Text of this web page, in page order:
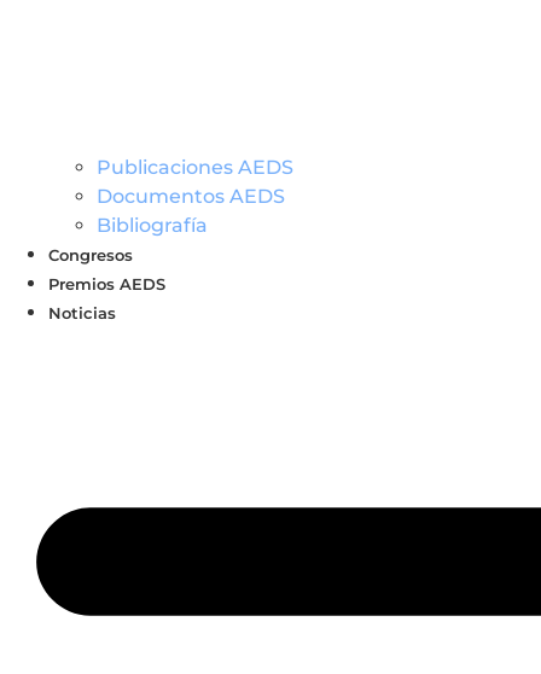
Publicaciones AEDS
Documentos AEDS
Bibliografía
Congresos
Premios AEDS
Noticias